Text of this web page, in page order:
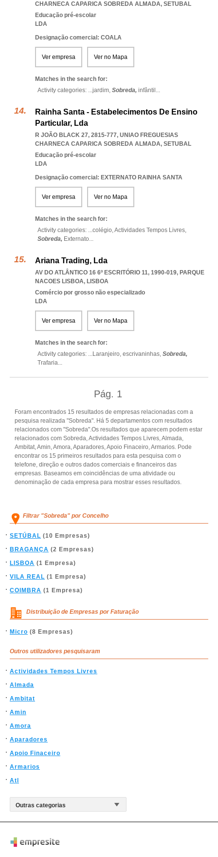
CHARNECA CAPARICA SOBREDA ALMADA, SETUBAL
Educação pré-escolar
LDA
Designação comercial: COALA
Ver empresa Ver no Mapa
Matches in the search for:
Activity categories: ...jardim, Sobreda, infântil ...
Rainha Santa - Estabelecimentos De Ensino
Particular, Lda
R JOÃO BLACK 27, 2815-777, UNIAO FREGUESIAS
CHARNECA CAPARICA SOBREDA ALMADA, SETUBAL
Educação pré-escolar
LDA
Designação comercial: EXTERNATO RAINHA SANTA
Ver empresa Ver no Mapa
Matches in the search for:
Activity categories: ...colégio,Actividades Tempos Livres,
Sobreda, Externato...
Ariana Trading, Lda
AV DO ATLÂNTICO 16 6º ESCRITÓRIO 11, 1990-019, PARQUE
NACOES LISBOA, LISBOA
Comércio por grosso não especializado
LDA
Ver empresa Ver no Mapa
Matches in the search for:
Activity categories: ...Laranjeiro, escrivaninhas, Sobreda,
Trafaria...
Pág. 1
Foram encontrados 15 resultados de empresas relacionadas com a
pesquisa realizada "Sobreda". Há 5 departamentos com resultados
relacionados com "Sobreda".Os resultados que aparecem podem estar
relacionados com Sobreda, Actividades Tempos Livres, Almada,
Ambitat, Amin, Amora, Aparadores, Apoio Finaceiro, Armarios. Pode
encontrar os 15 primeiros resultados para esta pesquisa com o
telefone, direção e outros dados comerciais e financeiros das
empresas. Baseamos em coincidências de uma atividade ou
denominação de cada empresa para mostrar esses resultados.
Filtrar "Sobreda" por Concelho
SETÚBAL (10 Empresas)
BRAGANÇA (2 Empresas)
LISBOA (1 Empresa)
VILA REAL (1 Empresa)
COIMBRA (1 Empresa)
Distribuição de Empresas por Faturação
Micro (8 Empresas)
Outros utilizadores pesquisaram
Actividades Tempos Livres
Almada
Ambitat
Amin
Amora
Aparadores
Apoio Finaceiro
Armarios
Atl